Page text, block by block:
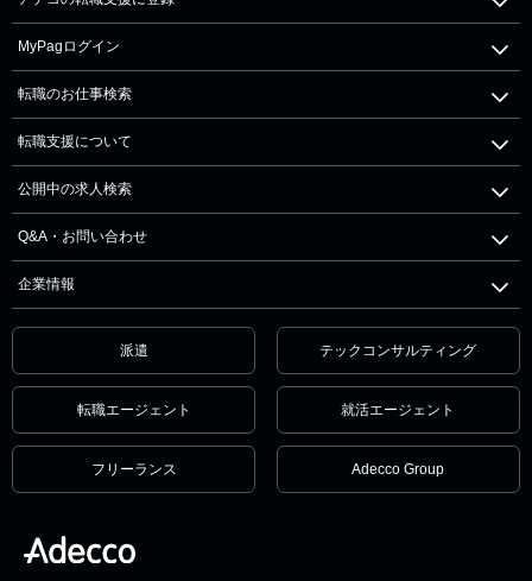
MyPagログイン
転職のお仕事検索
転職支援について
公開中の求人検索
Q&A・お問い合わせ
企業情報
派遣 テックコンサルティング
転職エージェント 就活エージェント
フリーランス Adecco Group